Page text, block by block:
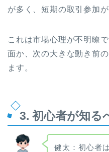
が多く、短期の取引参加
これは市場心理が不明瞭
面か、次の大きな動き前
ます。
3. 初心者が知る
健太：初心者